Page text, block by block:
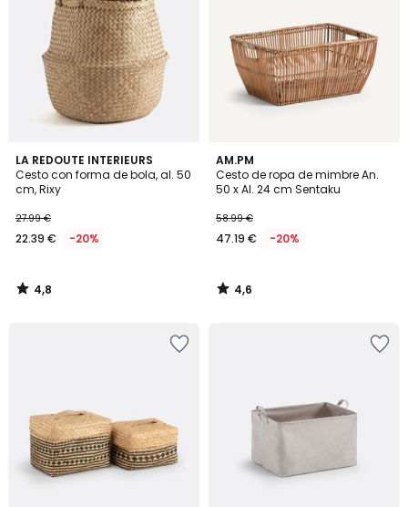
LA REDOUTE INTERIEURS
Cesto con forma de bola, al. 50
cm, Rixy
27.99 €
22.39 € -20%
4,8
/ 5
4,8
/
AM.PM
Cesto de ropa de mimbre An.
50 x Al. 24 cm Sentaku
58.99 €
47.19 € -20%
4,6
/ 5
4,6
/